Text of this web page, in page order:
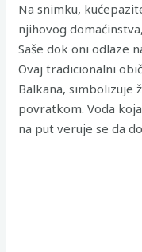
Na snimku,
njihovog
Saše dok oni odlaze
Ovaj tradicionalni
Balkana, simbolizuje
povratkom. Voda
na put veruje se da